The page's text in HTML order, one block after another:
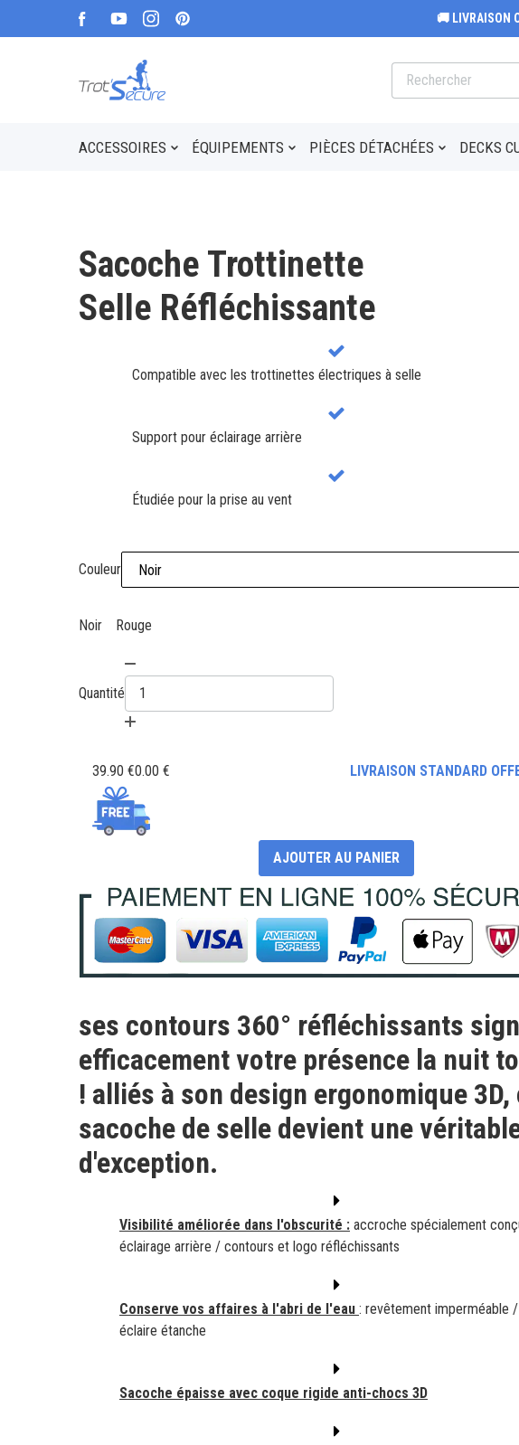
🚚 LIVRAISON
ACCESSOIRES ÉQUIPEMENTS PIÈCES DÉTACHÉES DECKS
Sacoche Trottinette
Selle Réfléchissante
Compatible avec les trottinettes électriques à selle
Support pour éclairage arrière
Étudiée pour la prise au vent
Couleur
Noir Rouge
Quantité
39.90 €0.00 € LIVRAISON STANDARD
AJOUTER AU PANIER
ses contours 360° réfléchissants
efficacement votre présence la nuit
! alliés à son design ergonomique
sacoche de selle devient une
d'exception.
Visibilité améliorée dans l'obscurité : accroche spécialement
éclairage arrière / contours et logo réfléchissants
Conserve vos affaires à l'abri de l'eau : revêtement imperméable
éclaire étanche
Sacoche épaisse avec coque rigide anti-chocs 3D